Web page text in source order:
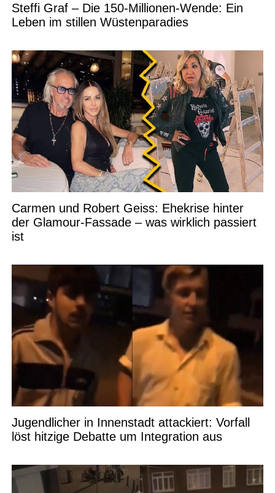
Steffi Graf – Die 150-Millionen-Wende: Ein
Leben im stillen Wüstenparadies
Carmen und Robert Geiss: Ehekrise hinter
der Glamour-Fassade – was wirklich passiert
ist
Jugendlicher in Innenstadt attackiert: Vorfall
löst hitzige Debatte um Integration aus